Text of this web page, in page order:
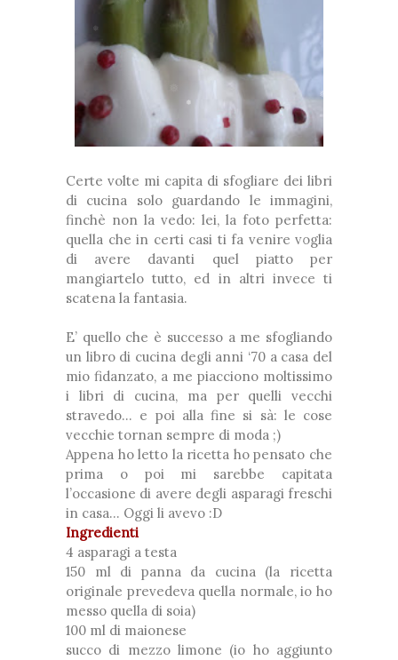
Certe volte mi capita di sfogliare dei libri
di cucina solo guardando le immagini,
finchè non la vedo: lei, la foto perfetta:
quella che in certi casi ti fa venire voglia
di avere davanti quel piatto per
mangiartelo tutto, ed in altri invece ti
scatena la fantasia.
E’ quello che è successo a me sfogliando
un libro di cucina degli anni ‘70 a casa del
mio fidanzato, a me piacciono moltissimo
i libri di cucina, ma per quelli vecchi
stravedo… e poi alla fine si sà: le cose
vecchie tornan sempre di moda ;)
Appena ho letto la ricetta ho pensato che
prima o poi mi sarebbe capitata
l’occasione di avere degli asparagi freschi
in casa… Oggi li avevo :D
Ingredienti
4 asparagi a testa
150 ml di panna da cucina (la ricetta
originale prevedeva quella normale, io ho
messo quella di soia)
100 ml di maionese
succo di mezzo limone (io ho aggiunto
*
❅
❅